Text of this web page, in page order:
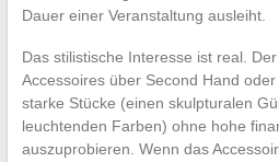
Dauer einer Veranstaltung ausleiht.
Das stilistische Interesse ist real.
Accessoires über Second Hand
starke Stücke (einen skulpturalen
leuchtenden Farben) ohne hohe
auszuprobieren. Wenn das